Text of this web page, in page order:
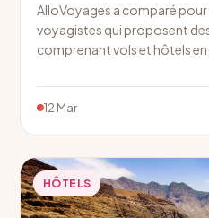
AlloVoyages a comparé pour
voyagistes qui proposent
comprenant vols et hôtels en
12 Mar
HÔTELS